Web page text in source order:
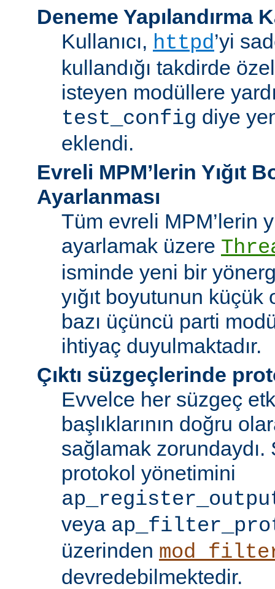
Deneme Yapılandırma
Kullanıcı, httpd’yi
kullandığı takdirde
isteyen modüllere
test_config diye
eklendi.
Evreli MPM’lerin Yığıt
Ayarlanması
Tüm evreli MPM’lerin
ayarlamak üzere
isminde yeni bir
yığıt boyutunun
bazı üçüncü parti
ihtiyaç duyulmaktadır.
Çıktı süzgeçlerinde
Evvelce her süzgeç
başlıklarının doğru
sağlamak zorundaydı.
protokol yönetimini
veya
üzerinden
devredebilmektedir.